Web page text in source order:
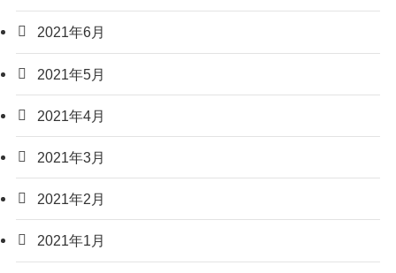
2021年6月
2021年5月
2021年4月
2021年3月
2021年2月
2021年1月